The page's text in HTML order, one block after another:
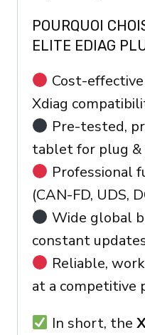
POURQUOI
ELITE EDIAG
Cost-
Xdiag
Pre-tested,
tablet for plug &
Professional
(CAN-FD, UDS,
Wide global
constant
Reliable,
at a competitive
In short, the